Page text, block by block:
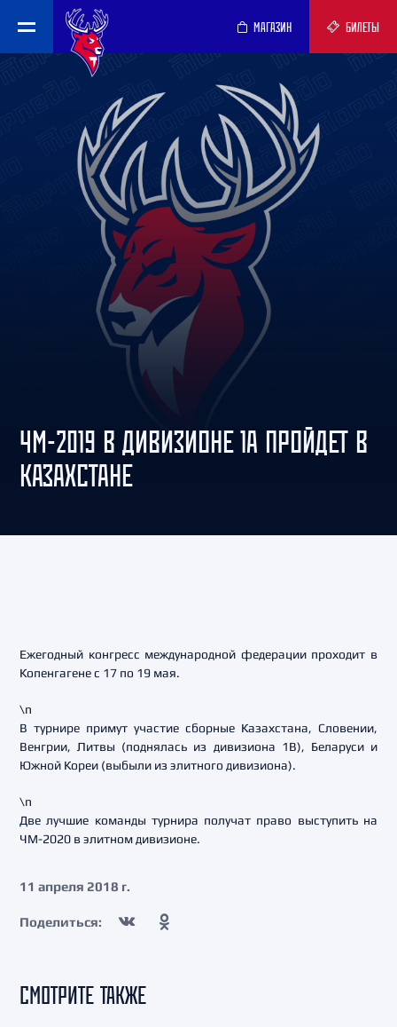
МАГАЗИН БИЛЕТЫ
ЧМ-2019 В ДИВИЗИОНЕ 1А ПРОЙДЕТ В
КАЗАХСТАНЕ
Ежегодный конгресс международной федерации проходит в
Копенгагене с 17 по 19 мая.
\n
В турнире примут участие сборные Казахстана, Словении,
Венгрии, Литвы (поднялась из дивизиона 1B), Беларуси и
Южной Кореи (выбыли из элитного дивизиона).
\n
Две лучшие команды турнира получат право выступить на
ЧМ-2020 в элитном дивизионе.
11 апреля 2018 г.
Поделиться:
СМОТРИТЕ ТАКЖЕ